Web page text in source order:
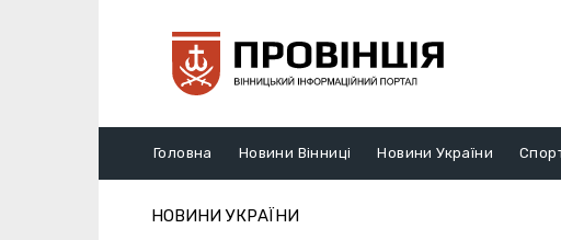
Головна Новини Вінниці Новини України
НОВИНИ УКРАЇНИ